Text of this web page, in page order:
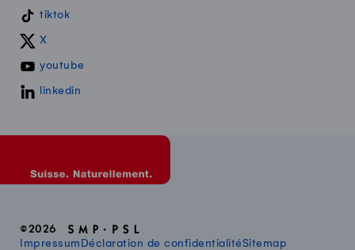
tiktok
X
youtube
linkedin
©2026
Impressum Déclaration de confidentialitéSitemap